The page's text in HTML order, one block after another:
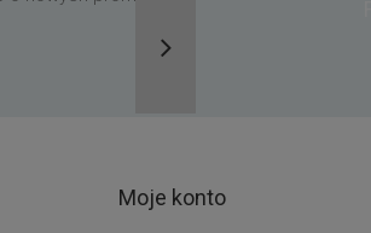
Moje konto